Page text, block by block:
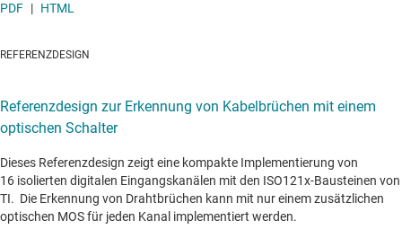
PDF | HTML
REFERENZDESIGN
Referenzdesign zur Erkennung von Kabelbrüchen mit einem
optischen Schalter
Dieses Referenzdesign zeigt eine kompakte Implementierung von
16 isolierten digitalen Eingangskanälen mit den ISO121x-Bausteinen von
TI. Die Erkennung von Drahtbrüchen kann mit nur einem zusätzlichen
optischen MOS für jeden Kanal implementiert werden.